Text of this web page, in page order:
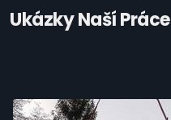
Ukázky Naší Práce